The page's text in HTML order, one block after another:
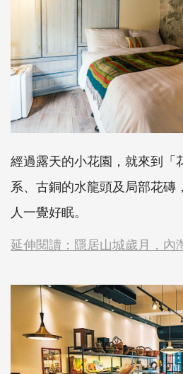
經過露天的小花園，就來到「
系、古銅的水龍頭及局部花磚
人一覺好眠。
延伸閱讀：隱居山城歲月，內